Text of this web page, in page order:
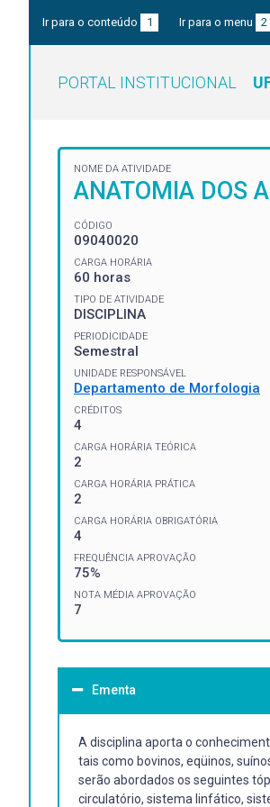
Ir para o conteúdo 1 Ir para o menu 2
PORTAL INSTITUCIONAL
NOME DA ATIVIDADE
ANATOMIA DOS
CÓDIGO
09040020
CARGA HORÁRIA
60 horas
TIPO DE ATIVIDADE
DISCIPLINA
PERIODICIDADE
Semestral
UNIDADE RESPONSÁVEL
Departamento de Morfologia
CRÉDITOS
4
CARGA HORÁRIA TEÓRICA
2
CARGA HORÁRIA PRÁTICA
2
CARGA HORÁRIA OBRIGATÓRIA
4
FREQUÊNCIA APROVAÇÃO
75%
NOTA MÉDIA APROVAÇÃO
7
Ementa
A disciplina aporta o
tais como bovinos, eqüinos,
serão abordados os seguintes
circulatório, sistema linfático,